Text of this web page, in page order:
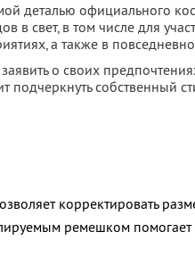
деталью официального
в свет, в том числе для
а также в
о своих
собственный
корректировать
ремешком помогает